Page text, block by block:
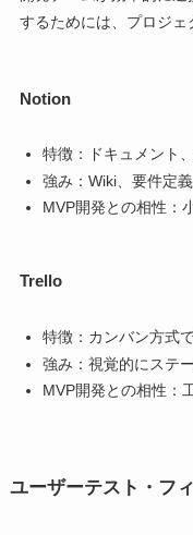
するためには、プロジェ
Notion
特徴：ドキュメント
強み：Wiki、要件定
MVP開発との相性：
Trello
特徴：カンバン方式
強み：視覚的にステ
MVP開発との相性：
ユーザーテスト・フ